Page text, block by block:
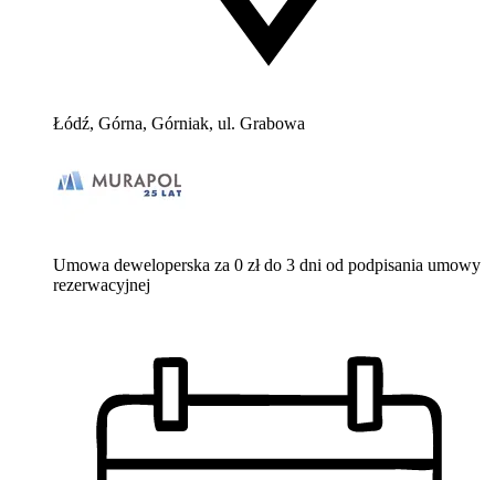
Łódź, Górna, Górniak, ul. Grabowa
Umowa deweloperska za 0 zł do 3 dni od podpisania umowy
rezerwacyjnej